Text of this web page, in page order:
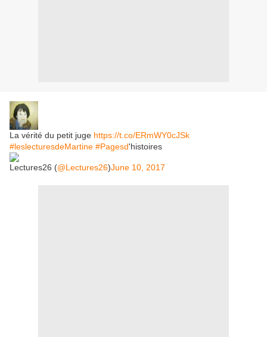
La vérité du petit juge https://t.co/ERmWY0cJSk
#leslecturesdeMartine #Pagesd'histoires
Lectures26 (@Lectures26)June 10, 2017